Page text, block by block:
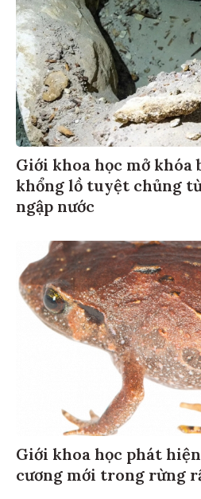
Giới khoa học mở khóa
khổng lồ tuyệt chủng
ngập nước
Giới khoa học phát
cương mới trong rừng